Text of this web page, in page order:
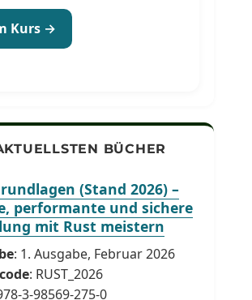
Kurs →
BÜCHER
(Stand 2026) –
performante und sichere
mit Rust meistern
: 1. Ausgabe, Februar 2026
: RUST_2026
3-98569-275-0